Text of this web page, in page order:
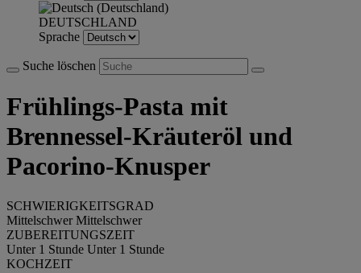
DEUTSCHLAND
Sprache
Suche löschen
Frühlings-Pasta mit
Brennessel-Kräuteröl und
Pacorino-Knusper
SCHWIERIGKEITSGRAD
Mittelschwer Mittelschwer
ZUBEREITUNGSZEIT
Unter 1 Stunde Unter 1 Stunde
KOCHZEIT